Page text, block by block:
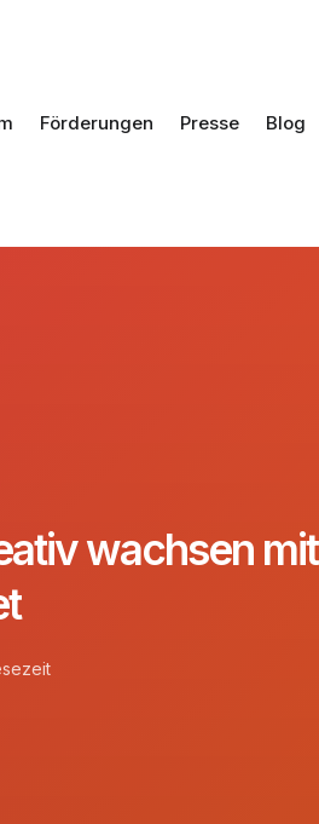
Förderungen Presse Blog
wachsen mit